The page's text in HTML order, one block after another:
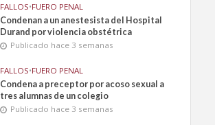
FALLOS•FUERO PENAL
Condenan a un anestesista del Hospital
Durand por violencia obstétrica
Publicado hace 3 semanas
FALLOS•FUERO PENAL
Condena a preceptor por acoso sexual a
tres alumnas de un colegio
Publicado hace 3 semanas